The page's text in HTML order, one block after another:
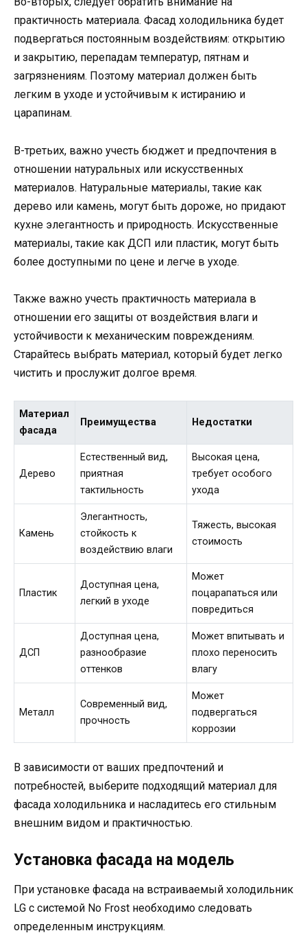
практичность материала. Фасад холодильника будет
подвергаться постоянным воздействиям: открытию
и закрытию, перепадам температур, пятнам и
загрязнениям. Поэтому материал должен быть
легким в уходе и устойчивым к истиранию и
царапинам.
В-третьих, важно учесть бюджет и предпочтения в
отношении натуральных или искусственных
материалов. Натуральные материалы, такие как
дерево или камень, могут быть дороже, но придают
кухне элегантность и природность. Искусственные
материалы, такие как ДСП или пластик, могут быть
более доступными по цене и легче в уходе.
Также важно учесть практичность материала в
отношении его защиты от воздействия влаги и
устойчивости к механическим повреждениям.
Старайтесь выбрать материал, который будет легко
чистить и прослужит долгое время.
Материал
фасада
Преимущества Недостатки
Дерево
Естественный вид,
приятная
тактильность
Высокая цена,
требует особого
ухода
Камень
Элегантность,
стойкость к
воздействию влаги
Тяжесть, высокая
стоимость
Пластик
Доступная цена,
легкий в уходе
Может
поцарапаться или
повредиться
ДСП
Доступная цена,
разнообразие
оттенков
Может впитывать и
плохо переносить
влагу
Металл
Современный вид,
прочность
Может
подвергаться
коррозии
В зависимости от ваших предпочтений и
потребностей, выберите подходящий материал для
фасада холодильника и насладитесь его стильным
внешним видом и практичностью.
Установка фасада на модель
При установке фасада на встраиваемый холодильник
LG с системой No Frost необходимо следовать
определенным инструкциям.